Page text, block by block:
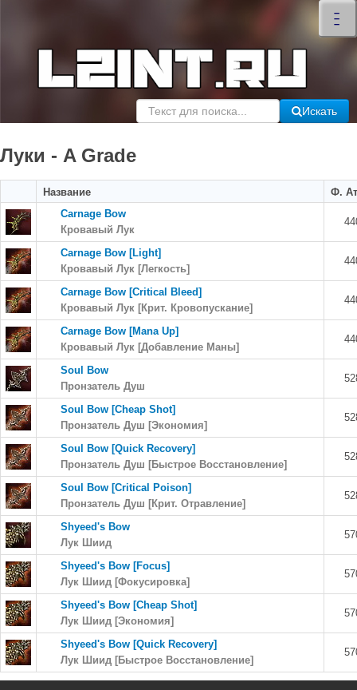
–
–
–
×
Искать
Луки - A Grade
Название
Ф.
Carnage Bow
Кровавый Лук
Carnage Bow [Light]
Кровавый Лук [Легкость]
Carnage Bow [Critical Bleed]
Кровавый Лук [Крит. Кровопускание]
Carnage Bow [Mana Up]
Кровавый Лук [Добавление Маны]
Soul Bow
Пронзатель Душ
Soul Bow [Cheap Shot]
Пронзатель Душ [Экономия]
Soul Bow [Quick Recovery]
Пронзатель Душ [Быстрое Восстановление]
Soul Bow [Critical Poison]
Пронзатель Душ [Крит. Отравление]
Shyeed's Bow
Лук Шиид
Shyeed's Bow [Focus]
Лук Шиид [Фокусировка]
Shyeed's Bow [Cheap Shot]
Лук Шиид [Экономия]
Shyeed's Bow [Quick Recovery]
Лук Шиид [Быстрое Восстановление]